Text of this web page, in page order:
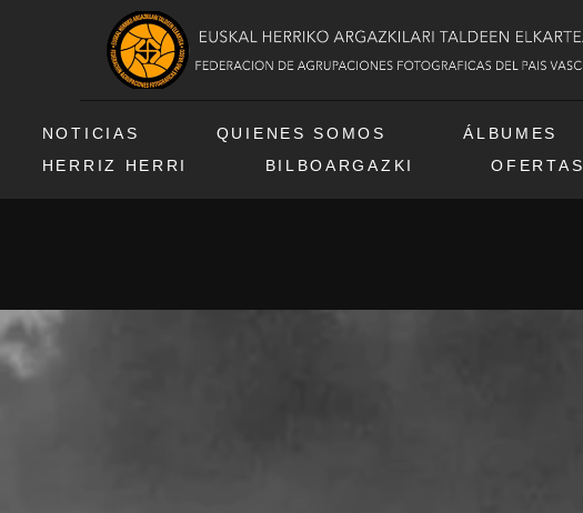
NOTICIAS QUIENES SOMOS ÁLBUMES
HERRIZ HERRI
BILBOARGAZKI OFERTAS